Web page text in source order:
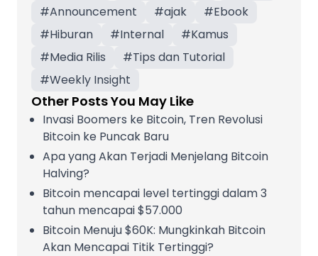
#Announcement #ajak #Ebook
#Hiburan #Internal #Kamus
#Media Rilis #Tips dan Tutorial
#Weekly Insight
Other Posts You May Like
Invasi Boomers ke Bitcoin, Tren Revolusi
Bitcoin ke Puncak Baru
Apa yang Akan Terjadi Menjelang Bitcoin
Halving?
Bitcoin mencapai level tertinggi dalam 3
tahun mencapai $57.000
Bitcoin Menuju $60K: Mungkinkah Bitcoin
Akan Mencapai Titik Tertinggi?